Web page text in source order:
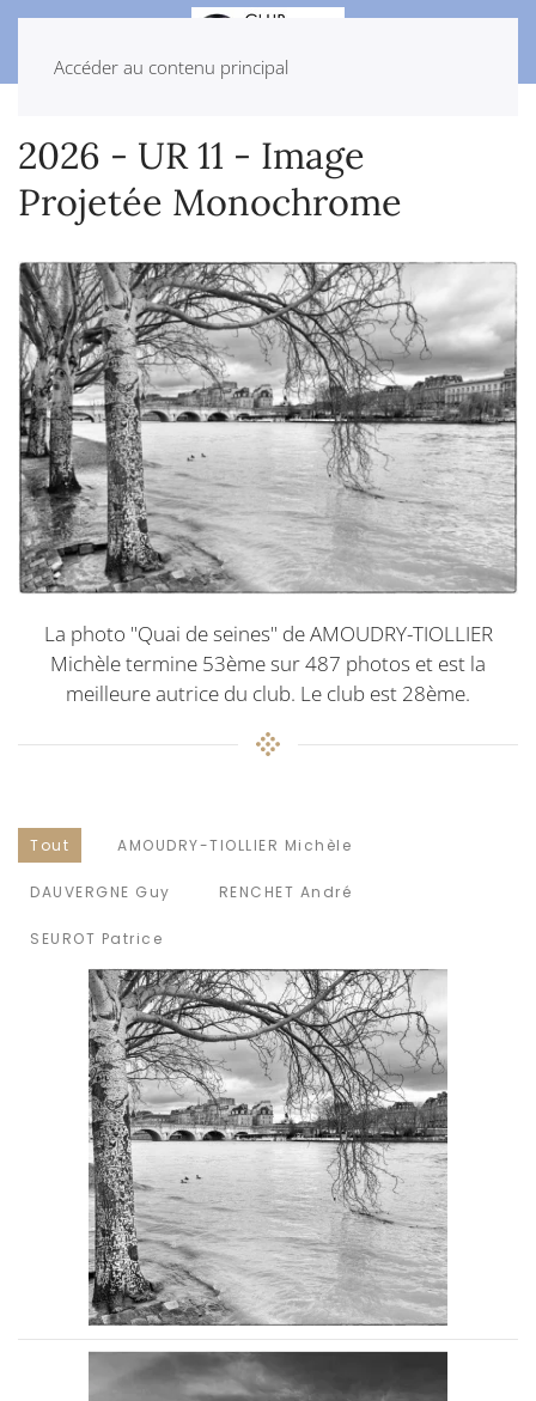
Accéder au contenu principal
2026 - UR 11 - Image
Projetée Monochrome
La photo "Quai de seines" de AMOUDRY-TIOLLIER
Michèle termine 53ème sur 487 photos et est la
meilleure autrice du club. Le club est 28ème.
Tout AMOUDRY-TIOLLIER Michèle
DAUVERGNE Guy RENCHET André
SEUROT Patrice
Voir la photo